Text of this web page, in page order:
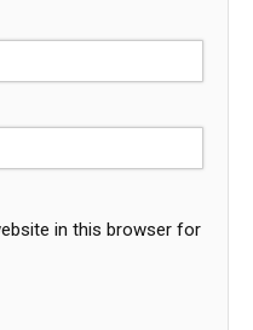
in this browser for